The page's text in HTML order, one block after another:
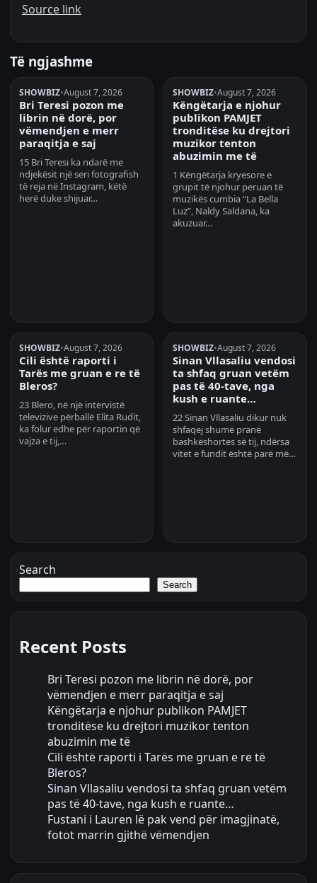
Source link
Të ngjashme
SHOWBIZ•August 7, 2026
Bri Teresi pozon me
librin në dorë, por
vëmendjen e merr
paraqitja e saj
15 Bri Teresi ka ndarë me
ndjekësit një seri fotografish
të reja në Instagram, këtë
herë duke shijuar…
SHOWBIZ•August 7, 2026
Këngëtarja e njohur
publikon PAMJET
tronditëse ku drejtori
muzikor tenton
abuzimin me të
1 Këngëtarja kryesore e
grupit të njohur peruan të
muzikës cumbia “La Bella
Luz”, Naldy Saldana, ka
akuzuar…
SHOWBIZ•August 7, 2026
Cili është raporti i
Tarës me gruan e re të
Bleros?
23 Blero, në një intervistë
televizive përballë Elita Rudit,
ka folur edhe për raportin që
vajza e tij,…
SHOWBIZ•August 7, 2026
Sinan Vllasaliu vendosi
ta shfaq gruan vetëm
pas të 40-tave, nga
kush e ruante…
22 Sinan Vllasaliu dikur nuk
shfaqej shumë pranë
bashkëshortes së tij, ndërsa
vitet e fundit është parë më…
Search
Search
Recent Posts
Bri Teresi pozon me librin në dorë, por
vëmendjen e merr paraqitja e saj
Këngëtarja e njohur publikon PAMJET
tronditëse ku drejtori muzikor tenton
abuzimin me të
Cili është raporti i Tarës me gruan e re të
Bleros?
Sinan Vllasaliu vendosi ta shfaq gruan vetëm
pas të 40-tave, nga kush e ruante…
Fustani i Lauren lë pak vend për imagjinatë,
fotot marrin gjithë vëmendjen